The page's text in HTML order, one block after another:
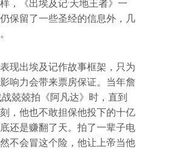
，《出埃及记·天地王者》一
保留了一些圣经的信息外，几
现出埃及记作故事框架，只为
响力会带来票房保证。当年詹
战兢兢拍《阿凡达》时，直到
，他也不敢担保他投下的十亿
还是赚翻了天。拍了一辈子电
不会冒这个险，他让上帝当他